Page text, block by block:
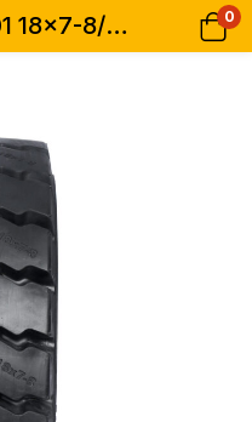
Opona Solid-901 18×7-8/4.33 MARRIS 0